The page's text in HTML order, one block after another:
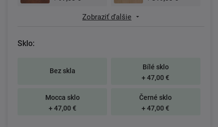
Zobraziť ďalšie
Sklo:
Bez skla
Bílé sklo
+ 47,00 €
Mocca sklo
+ 47,00 €
Černé sklo
+ 47,00 €